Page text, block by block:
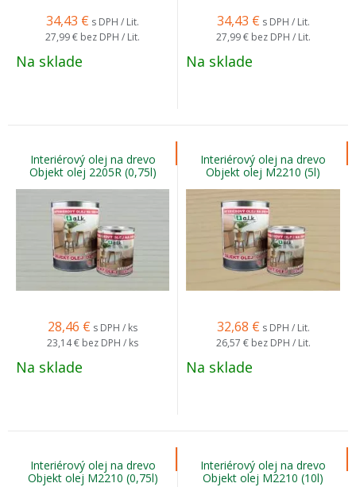
34,43 € s DPH / Lit.
27,99 € bez DPH / Lit.
Na sklade
34,43 € s DPH / Lit.
27,99 € bez DPH / Lit.
Na sklade
Interiérový olej na drevo
Objekt olej 2205R (0,75l)
28,46 € s DPH / ks
23,14 € bez DPH / ks
Na sklade
Interiérový olej na drevo
Objekt olej M2210 (5l)
32,68 € s DPH / Lit.
26,57 € bez DPH / Lit.
Na sklade
Interiérový olej na drevo
Objekt olej M2210 (0,75l)
Interiérový olej na drevo
Objekt olej M2210 (10l)